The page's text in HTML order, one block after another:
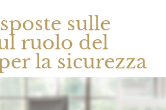
sulle
ruolo del
la sicurezza